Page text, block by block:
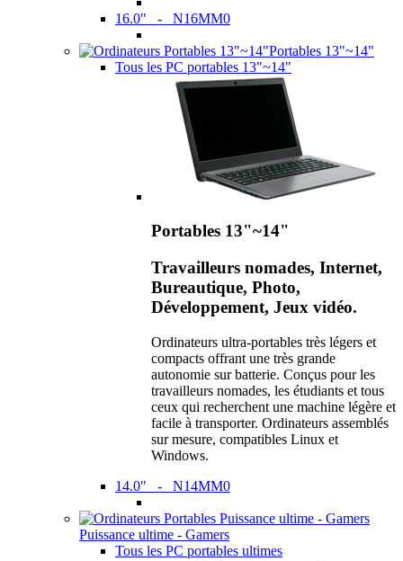
16.0" - N16MM0
Portables 13"~14"
Tous les PC portables 13"~14"
Portables 13"~14"
Travailleurs nomades, Internet,
Bureautique, Photo,
Développement, Jeux vidéo.
Ordinateurs ultra-portables très légers et
compacts offrant une très grande
autonomie sur batterie. Conçus pour les
travailleurs nomades, les étudiants et tous
ceux qui recherchent une machine légère et
facile à transporter. Ordinateurs assemblés
sur mesure, compatibles Linux et
Windows.
14.0" - N14MM0
Puissance ultime - Gamers
Tous les PC portables ultimes